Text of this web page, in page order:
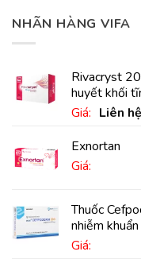
NHÃN HÀNG VIFA
Rivacryst
huyết khối
Giá: Liên hệ
Exnortan
Giá:
Thuốc
nhiễm
Giá: